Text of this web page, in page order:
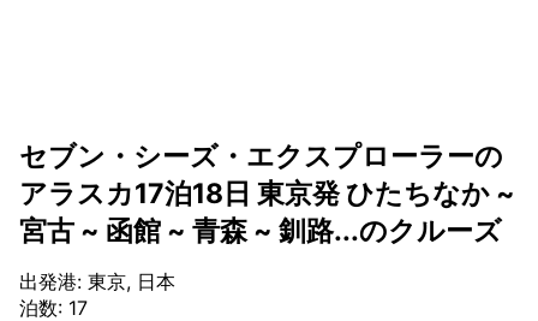
セブン・シーズ・エクスプローラーの
アラスカ17泊18日 東京発 ひたちなか ~
宮古 ~ 函館 ~ 青森 ~ 釧路...のクルーズ
出発港: 東京, 日本
泊数: 17